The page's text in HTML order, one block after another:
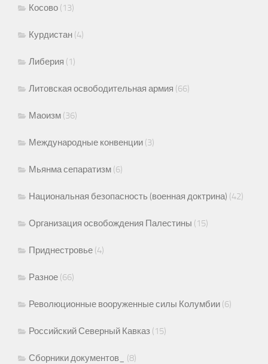
Косово (13)
Курдистан (4)
Либерия (1)
Литовская освободительная армия (66)
Маоизм (36)
Международные конвенции (3)
Мьянма сепаратизм (6)
Национальная безопасность (военная доктрина) (42)
Организация освобождения Палестины (15)
Приднестровье (4)
Разное (66)
Революционные вооруженные силы Колумбии (6)
Российский Северный Кавказ (15)
Сборники документов_ (8)